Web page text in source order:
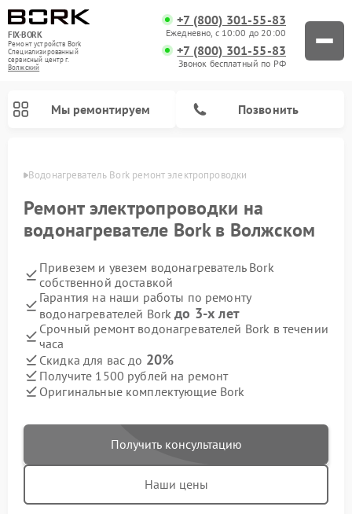
FIX-BORK
Ремонт устройств Bork
Специализированный
cервисный центр г.
Волжский
+7 (800) 301-55-83
Ежедневно, с 10:00 до 20:00
+7 (800) 301-55-83
Звонок бесплатный по РФ
Мы ремонтируем Позвонить
Водонагреватель Bork ремонт электропроводки
Ремонт электропроводки на
водонагревателе Bork в Волжском
Привезем и увезем водонагреватель Bork
собственной доставкой
Гарантия на наши работы по ремонту
водонагревателей Borkдо 3-х лет
Срочный ремонт водонагревателей Bork в течении
часа
Скидка для вас до 20%
Получите 1500 рублей на ремонт
Оригинальные комплектующие Bork
Получить консультацию
Наши цены